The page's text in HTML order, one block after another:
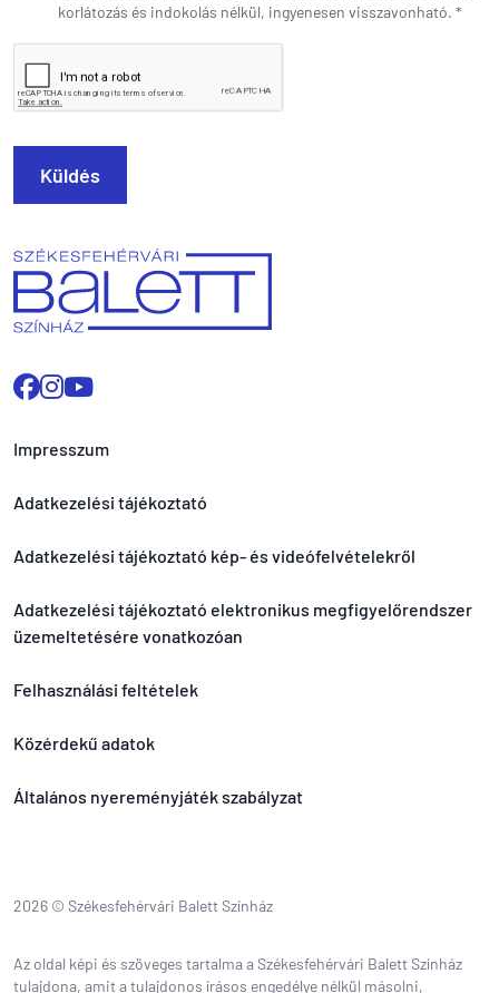
Impresszum
Adatkezelési tájékoztató
Adatkezelési tájékoztató kép- és videófelvételekről
Adatkezelési tájékoztató elektronikus megfigyelőrendszer
üzemeltetésére vonatkozóan
Felhasználási feltételek
Közérdekű adatok
Általános nyereményjáték szabályzat
2026 © Székesfehérvári Balett Színház
Az oldal képi és szöveges tartalma a Székesfehérvári Balett Színház
tulajdona, amit a tulajdonos írásos engedélye nélkül másolni,
korlátozás és indokolás nélkül, ingyenesen visszavonható. *
Küldés